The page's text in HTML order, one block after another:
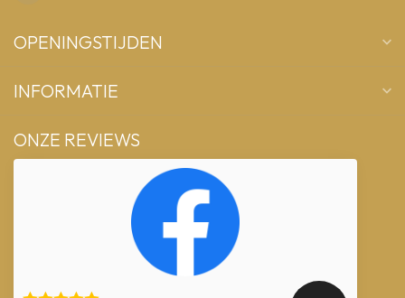
OPENINGSTIJDEN
INFORMATIE
ONZE REVIEWS